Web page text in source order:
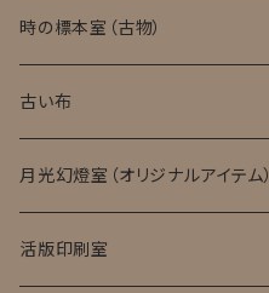
実験消耗品
キット・完成品
時の標本室（古物）
ローマングラス
古い布
月光幻燈室（オリジナルアイテム）
活版印刷室